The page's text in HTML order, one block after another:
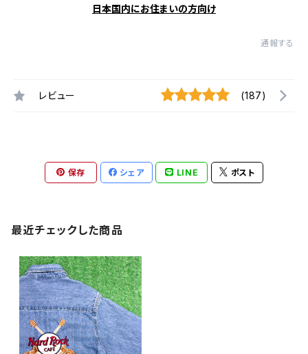
日本国内にお住まいの方向け
通報する
レビュー (187)
保存 シェア LINE ポスト
最近チェックした商品